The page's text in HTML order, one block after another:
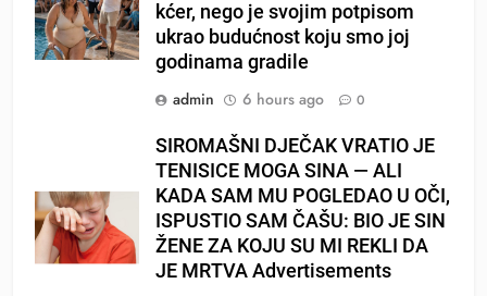
kćer, nego je svojim potpisom
ukrao budućnost koju smo joj
godinama gradile
admin
6 hours ago 0
SIROMAŠNI DJEČAK VRATIO JE
TENISICE MOGA SINA — ALI
KADA SAM MU POGLEDAO U OČI,
ISPUSTIO SAM ČAŠU: BIO JE SIN
ŽENE ZA KOJU SU MI REKLI DA
JE MRTVA Advertisements